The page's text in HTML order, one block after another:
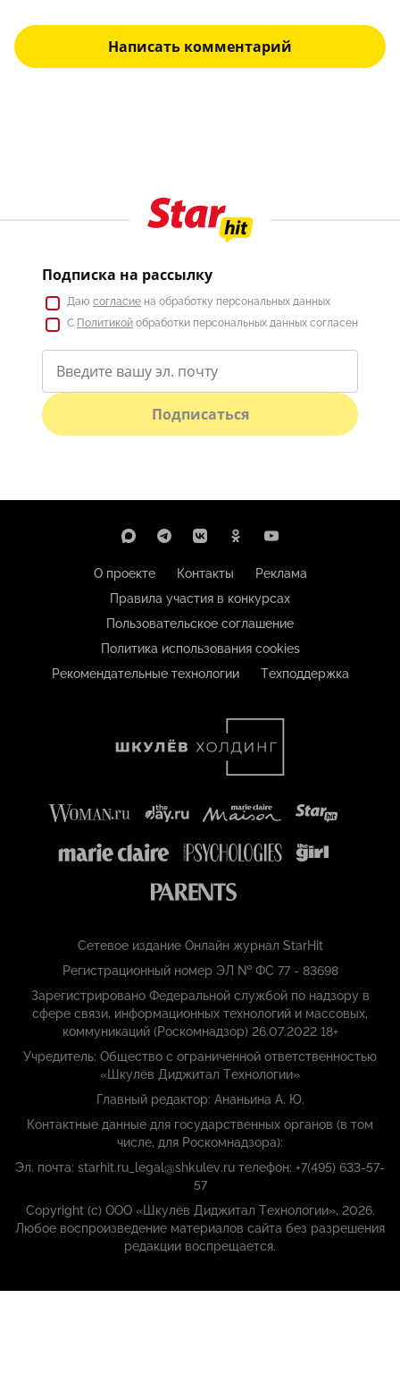
Написать комментарий
Подписка на рассылку
Даю согласие на обработку персональных данных
С Политикой обработки персональных данных согласен
Подписаться
О проекте Контакты
Реклама
Правила участия в конкурсах
Пользовательское соглашение
Политика использования cookies
Рекомендательные технологии
Техподдержка
Сетевое издание Онлайн журнал StarHit
Регистрационный номер ЭЛ № ФС 77 - 83698
Зарегистрировано Федеральной службой по надзору в
сфере связи, информационных технологий и массовых,
коммуникаций (Роскомнадзор) 26.07.2022 18+
Учредитель: Общество с ограниченной ответственностью
«Шкулёв Диджитал Технологии»
Главный редактор: Ананьина А. Ю.
Контактные данные для государственных органов (в том
числе, для Роскомнадзора):
Эл. почта: starhit.ru_legal@shkulev.ru телефон: +7(495) 633-57-
57
Copyright (с) ООО «Шкулёв Диджитал Технологии», 2026.
Любое воспроизведение материалов сайта без разрешения
редакции воспрещается.